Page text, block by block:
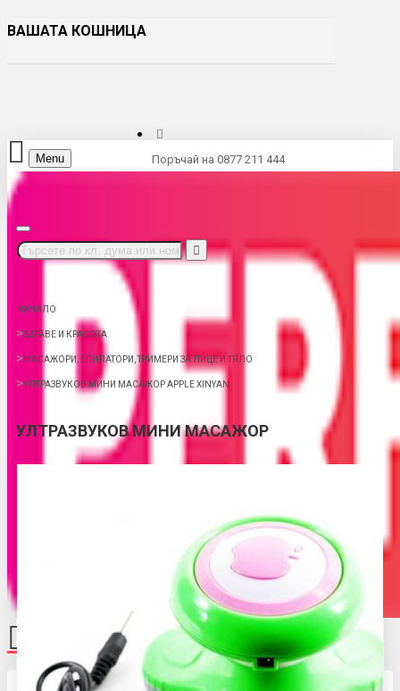
ВАШАТА КОШНИЦА
Поръчай на 0877 211 444
Menu
Кутията ви е празна
НАЧАЛО
ЗДРАВЕ И КРАСОТА
МАСАЖОРИ, ЕПИЛАТОРИ, ТРИМЕРИ ЗА ЛИЦЕ И ТЯЛО
УЛТРАЗВУКОВ МИНИ МАСАЖОР APPLE XINYAN
УЛТРАЗВУКОВ МИНИ МАСАЖОР